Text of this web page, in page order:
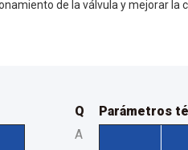
de la válvula y mejorar la
Q
Parámetros
A